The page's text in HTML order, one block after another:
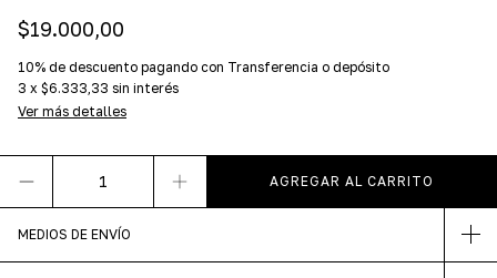
$19.000,00
10% de descuento pagando con Transferencia o depósito
3 x $6.333,33 sin interés
Ver más detalles
MEDIOS DE ENVÍO